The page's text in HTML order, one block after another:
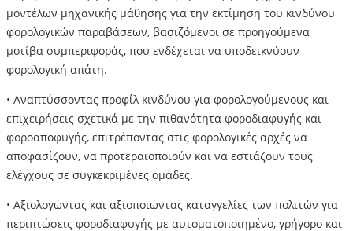
μοντέλων μηχανικής μάθησης για την εκτίμηση του κινδύνου
φορολογικών παραβάσεων, βασιζόμενοι σε προηγούμενα
μοτίβα συμπεριφοράς, που ενδέχεται να υποδεικνύουν
φορολογική απάτη.
• Αναπτύσσοντας προφίλ κινδύνου για φορολογούμενους και
επιχειρήσεις σχετικά με την πιθανότητα φοροδιαφυγής και
φοροαποφυγής, επιτρέποντας στις φορολογικές αρχές να
αποφασίζουν, να προτεραιοποιούν και να εστιάζουν τους
ελέγχους σε συγκεκριμένες ομάδες.
• Αξιολογώντας και αξιοποιώντας καταγγελίες των πολιτών για
περιπτώσεις φοροδιαφυγής με αυτοματοποιημένο, γρήγορο και